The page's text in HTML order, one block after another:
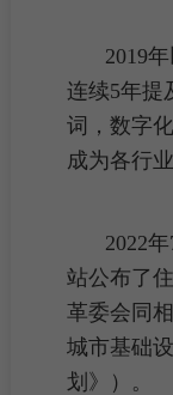
2019
连续5年提
词，数字
成为各行
2022
站公布了
革委会同
城市基础
划》）。